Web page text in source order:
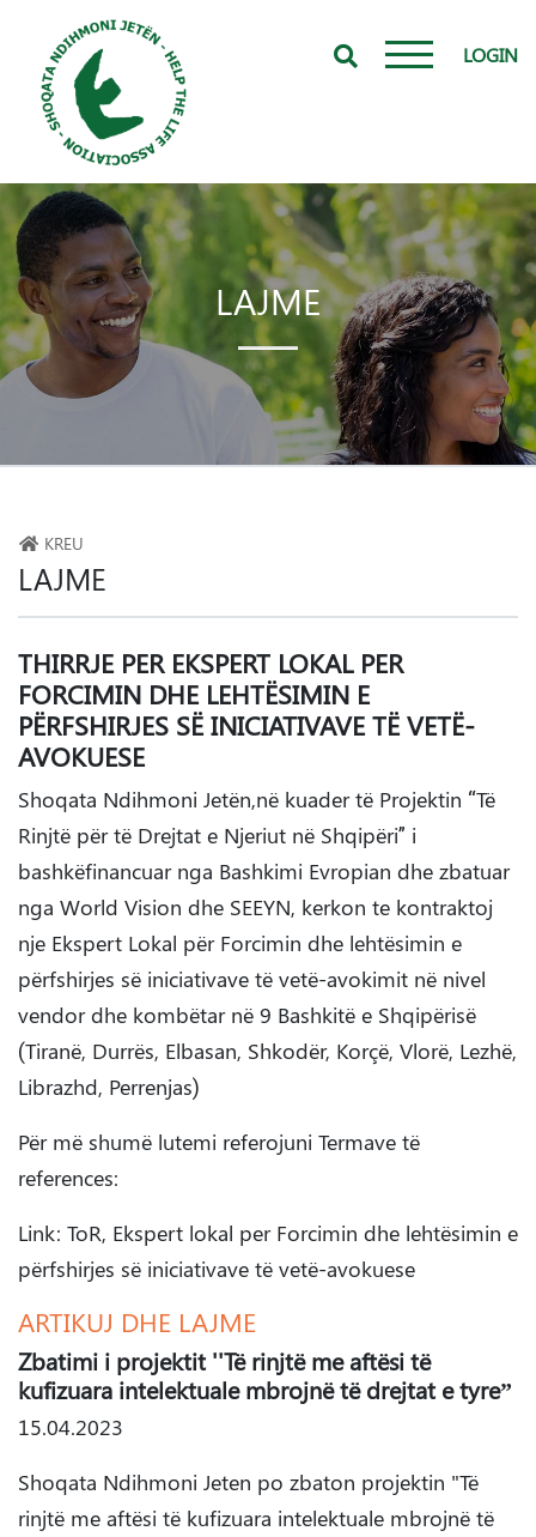
LOGIN
LAJME
KREU
LAJME
THIRRJE PER EKSPERT LOKAL PER
FORCIMIN DHE LEHTËSIMIN E
PËRFSHIRJES SË INICIATIVAVE TË VETË-
AVOKUESE
Shoqata Ndihmoni Jetën,në kuader të Projektin “Të
Rinjtë për të Drejtat e Njeriut në Shqipëri” i
bashkëfinancuar nga Bashkimi Evropian dhe zbatuar
nga World Vision dhe SEEYN, kerkon te kontraktoj
nje Ekspert Lokal për Forcimin dhe lehtësimin e
përfshirjes së iniciativave të vetë-avokimit në nivel
vendor dhe kombëtar në 9 Bashkitë e Shqipërisë
(Tiranë, Durrës, Elbasan, Shkodër, Korçë, Vlorë, Lezhë,
Librazhd, Perrenjas)
Për më shumë lutemi referojuni Termave të
references:
Link: ToR, Ekspert lokal per Forcimin dhe lehtësimin e
përfshirjes së iniciativave të vetë-avokuese
ARTIKUJ DHE LAJME
Zbatimi i projektit ''Të rinjtë me aftësi të
kufizuara intelektuale mbrojnë të drejtat e tyre”
15.04.2023
Shoqata Ndihmoni Jeten po zbaton projektin "Të
rinjtë me aftësi të kufizuara intelektuale mbrojnë të